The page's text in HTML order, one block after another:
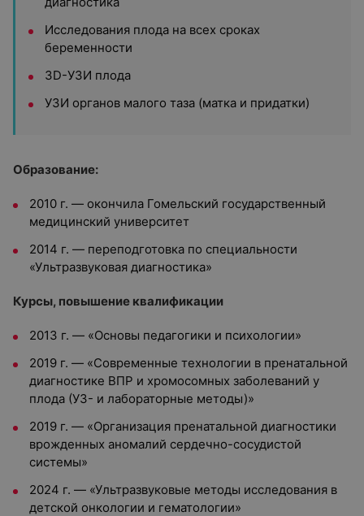
Исследования плода на всех сроках
беременности
3D-УЗИ плода
УЗИ органов малого таза (матка и придатки)
Образование:
2010 г. — окончила Гомельский государственный
медицинский университет
2014 г. — переподготовка по специальности
«Ультразвуковая диагностика»
Курсы, повышение квалификации
2013 г. — «Основы педагогики и психологии»
2019 г. — «Современные технологии в пренатальной
диагностике ВПР и хромосомных заболеваний у
плода (УЗ- и лабораторные методы)»
2019 г. — «Организация пренатальной диагностики
врожденных аномалий сердечно-сосудистой
системы»
2024 г. — «Ультразвуковые методы исследования в
детской онкологии и гематологии»